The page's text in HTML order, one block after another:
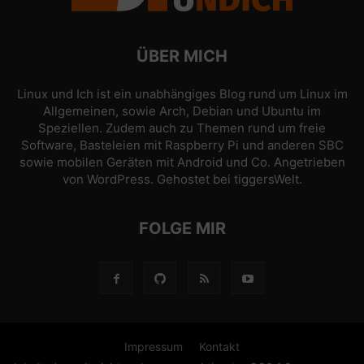
ÜBER MICH
Linux und Ich ist ein unabhängiges Blog rund um Linux im
Allgemeinen, sowie Arch, Debian und Ubuntu im
Speziellen. Zudem auch zu Themen rund um freie
Software, Basteleien mit Raspberry Pi und anderen SBC
sowie mobilen Geräten mit Android und Co. Angetrieben
von WordPress. Gehostet bei tiggersWelt.
FOLGE MIR
Impressum
Kontakt